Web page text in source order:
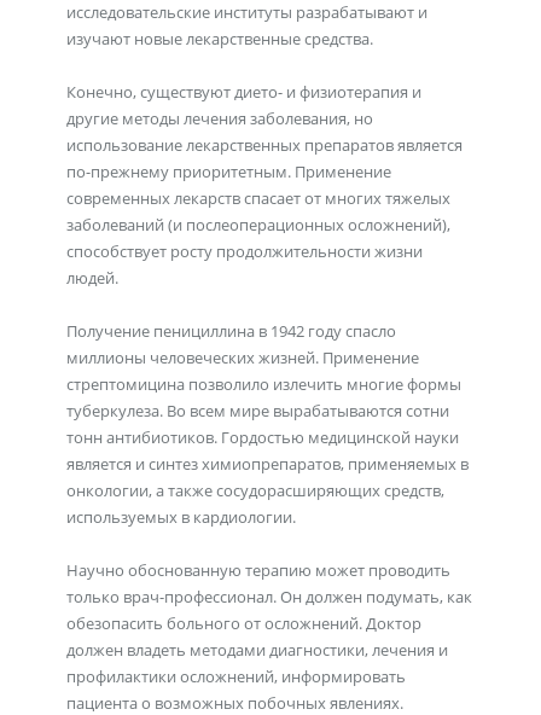
исследовательские институты разрабатывают и
изучают новые лекарственные средства.
Конечно, существуют дието- и физиотерапия и
другие методы лечения заболевания, но
использование лекарственных препаратов является
по-прежнему приоритетным. Применение
современных лекарств спасает от многих тяжелых
заболеваний (и послеоперационных осложнений),
способствует росту продолжительности жизни
людей.
Получение пенициллина в 1942 году спасло
миллионы человеческих жизней. Применение
стрептомицина позволило излечить многие формы
туберкулеза. Во всем мире вырабатываются сотни
тонн антибиотиков. Гордостью медицинской науки
является и синтез химиопрепаратов, применяемых в
онкологии, а также сосудорасширяющих средств,
используемых в кардиологии.
Научно обоснованную терапию может проводить
только врач-профессионал. Он должен подумать, как
обезопасить больного от осложнений. Доктор
должен владеть методами диагностики, лечения и
профилактики осложнений, информировать
пациента о возможных побочных явлениях.